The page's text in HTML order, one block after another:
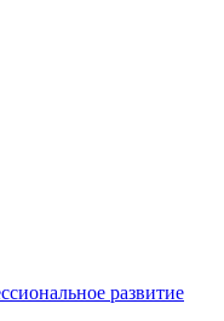
развитие